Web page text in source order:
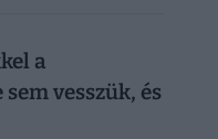
a
vesszük, és